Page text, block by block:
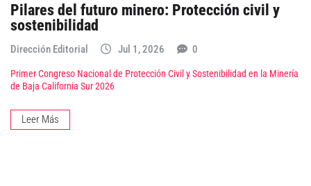
Pilares del futuro minero: Protección civil y
sostenibilidad
Dirección Editorial Jul 1, 2026 0
Primer Congreso Nacional de Protección Civil y Sostenibilidad en la Minería
de Baja California Sur 2026
Leer Más